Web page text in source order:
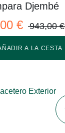
Djembé
€ 943,00 €
A LA CESTA